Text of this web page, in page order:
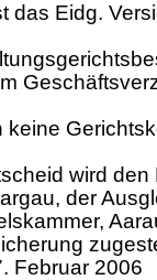
das Eidg.
keine
wird
der
Februar 2006